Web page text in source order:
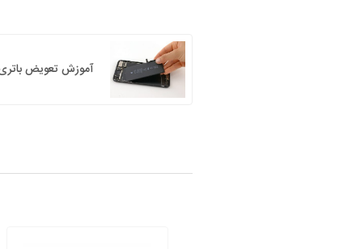
آموزش تعویض باتری آیفون ۷